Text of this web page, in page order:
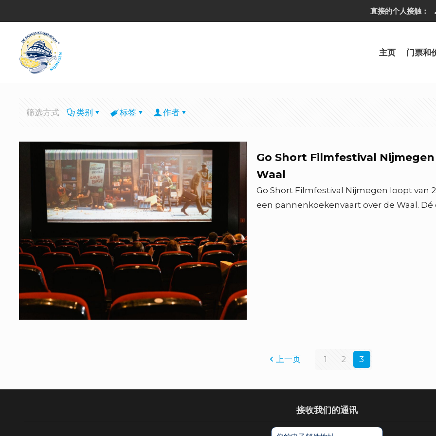
直接的个人接触：
主页 门票和
筛选方式 类别 标签 作者
Go Short Filmfestival
Waal
Go Short Filmfestival Nijmegen loopt van
een pannenkoekenvaart over de Waal.
上一页 1 2 3
接收我们的通讯